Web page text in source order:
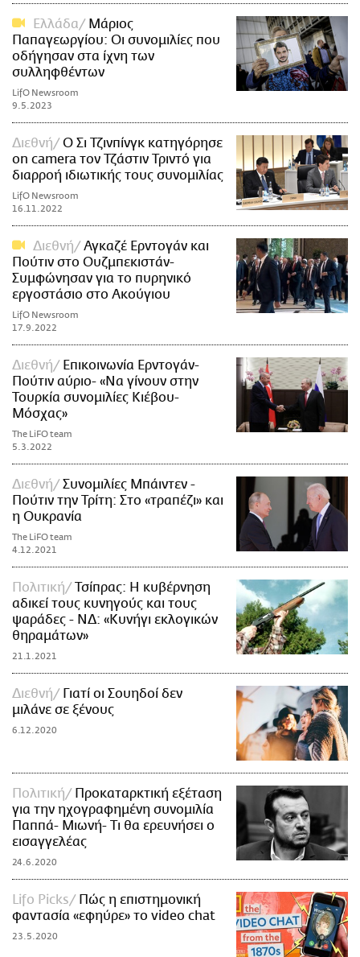
Ελλάδα
Μάριος
Παπαγεωργίου: Οι συνομιλίες που
οδήγησαν στα ίχνη των
συλληφθέντων
LifO Newsroom
9.5.2023
Διεθνή
Ο Σι Τζινπίνγκ κατηγόρησε
on camera τον Τζάστιν Τριντό για
διαρροή ιδιωτικής τους συνομιλίας
LifO Newsroom
16.11.2022
Διεθνή
Αγκαζέ Ερντογάν και
Πούτιν στο Ουζμπεκιστάν-
Συμφώνησαν για το πυρηνικό
εργοστάσιο στο Ακούγιου
LifO Newsroom
17.9.2022
Διεθνή
Επικοινωνία Ερντογάν-
Πούτιν αύριο- «Να γίνουν στην
Τουρκία συνομιλίες Κιέβου-
Μόσχας»
The LiFO team
5.3.2022
Διεθνή
Συνομιλίες Μπάιντεν -
Πούτιν την Τρίτη: Στο «τραπέζι» και
η Ουκρανία
The LiFO team
4.12.2021
Πολιτική
Τσίπρας: Η κυβέρνηση
αδικεί τους κυνηγούς και τους
ψαράδες - ΝΔ: «Κυνήγι εκλογικών
θηραμάτων»
21.1.2021
Διεθνή
Γιατί οι Σουηδοί δεν
μιλάνε σε ξένους
6.12.2020
Πολιτική
Προκαταρκτική εξέταση
για την ηχογραφημένη συνομιλία
Παππά- Μιωνή- Τι θα ερευνήσει ο
εισαγγελέας
24.6.2020
Lifo Picks
Πώς η επιστημονική
φαντασία «εφηύρε» το video chat
23.5.2020